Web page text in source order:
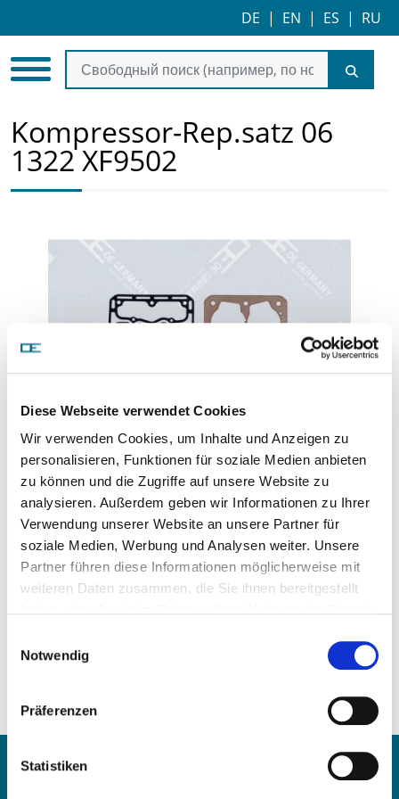
Diese Webseite verwendet Cookies
Wir verwenden Cookies, um Inhalte und Anzeigen zu
personalisieren, Funktionen für soziale Medien anbieten
zu können und die Zugriffe auf unsere Website zu
analysieren. Außerdem geben wir Informationen zu Ihrer
Verwendung unserer Website an unsere Partner für
soziale Medien, Werbung und Analysen weiter. Unsere
Partner führen diese Informationen möglicherweise mit
weiteren Daten zusammen, die Sie ihnen bereitgestellt
Notwendig
Präferenzen
Statistiken
DE | EN | ES | RU
Kompressor-Rep.satz 06
1322 XF9502
Цена по запросу
ЗАПРОСИТЬ СТАТЬЮ
Сравнительные числа:
1743718
Связаться с